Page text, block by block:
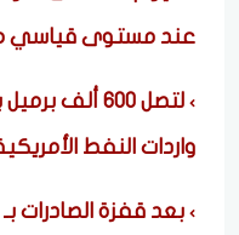
عند مستوى قياسي
لتصل 600
واردات النفط